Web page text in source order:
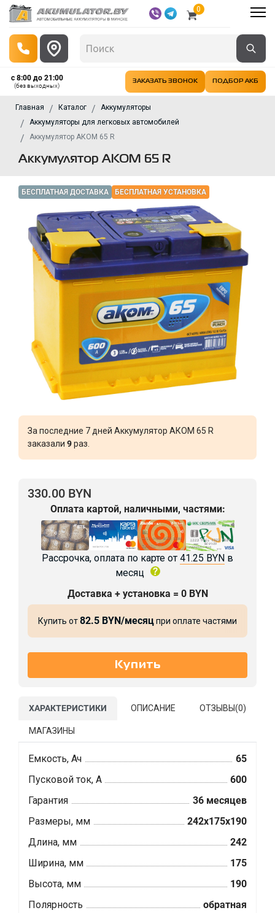
0
с 8:00 до 21:00
(без выходных)
ЗАКАЗАТЬ ЗВОНОК ПОДБОР АКБ
Главная Каталог
Аккумуляторы
Аккумуляторы для легковых автомобилей
Аккумулятор АКОМ 65 R
Аккумулятор АКОМ 65 R
БЕСПЛАТНАЯ ДОСТАВКА БЕСПЛАТНАЯ УСТАНОВКА
За последние 7 дней Аккумулятор АКОМ 65 R
заказали 9раз.
330.00 BYN
Оплата картой, наличными, частями:
Рассрочка, оплата по карте от 41.25 BYN в
месяц
Доставка + установка = 0 BYN
Купить от82.5 BYN/месяцпри оплате частями
ХАРАКТЕРИСТИКИ ОПИСАНИЕ ОТЗЫВЫ(0)
МАГАЗИНЫ
Емкость, Ач
65
Пусковой ток, А
600
Гарантия
36 месяцев
Размеры, мм
242x175x190
Длина, мм
242
Ширина, мм
175
Высота, мм
190
Полярность
обратная